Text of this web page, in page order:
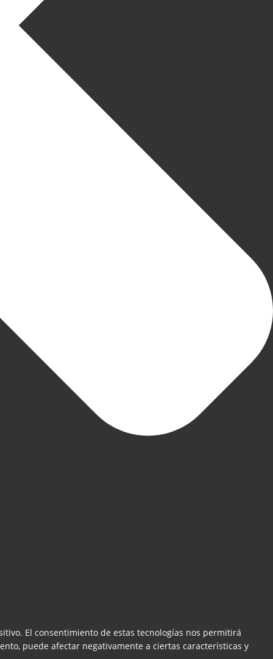
El consentimiento de estas tecnologías nos permitirá
puede afectar negativamente a ciertas características y